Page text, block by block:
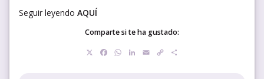
Seguir leyendo AQUÍ
Comparte si te ha gustado:
Facebook
WhatsApp
LinkedIn
EmailCopy